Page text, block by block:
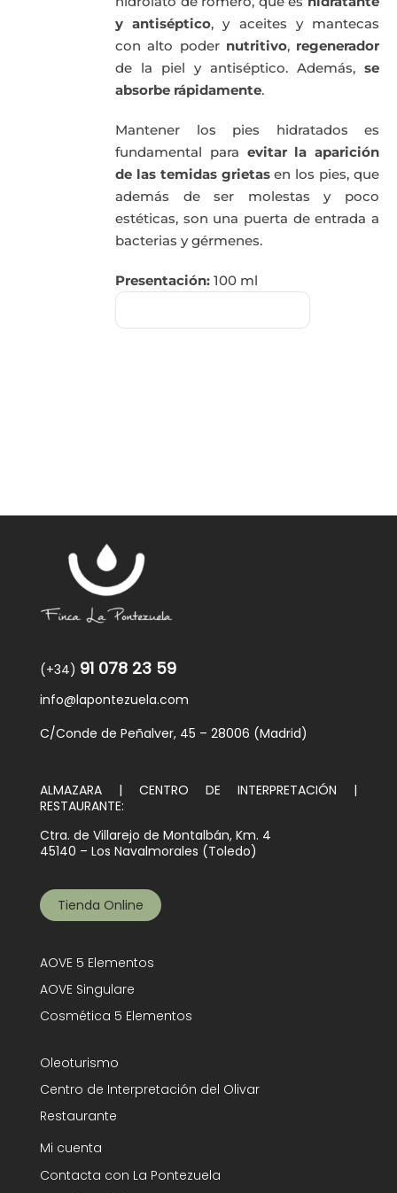
y antiséptico, y aceites y mantecas
con alto poder nutritivo, regenerador
de la piel y antiséptico. Además, se
absorbe rápidamente.
Mantener los pies hidratados es
fundamental para evitar la aparición
de las temidas grietasen los pies, que
además de ser molestas y poco
estéticas, son una puerta de entrada a
bacterias y gérmenes.
Presentación: 100 ml
(+34) 91 078 23 59
info@lapontezuela.com
C/Conde de Peñalver, 45 – 28006 (Madrid)
ALMAZARA | CENTRO DE INTERPRETACIÓN |
RESTAURANTE:
Ctra. de Villarejo de Montalbán, Km. 4
45140 – Los Navalmorales (Toledo)
Tienda Online
AOVE 5 Elementos
AOVE Singulare
Cosmética 5 Elementos
Oleoturismo
Centro de Interpretación del Olivar
Restaurante
Mi cuenta
Contacta con La Pontezuela